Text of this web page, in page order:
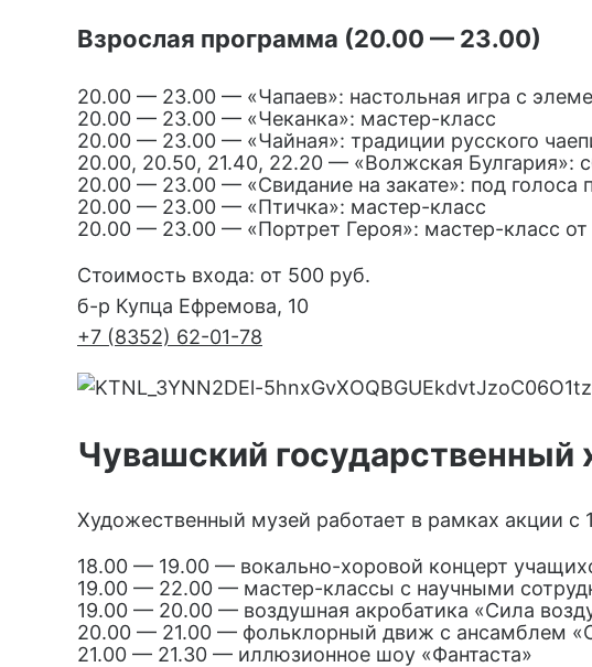
Взрослая программа (20.00 — 23.00)
20.00 — 23.00 — «Чапаев»: настольная игра с
20.00 — 23.00 — «Чеканка»: мастер-класс
20.00 — 23.00 — «Чайная»: традиции русского
20.00, 20.50, 21.40, 22.20 — «Волжская Булгария»:
20.00 — 23.00 — «Свидание на закате»: под голоса
20.00 — 23.00 — «Птичка»: мастер-класс
20.00 — 23.00 — «Портрет Героя»: мастер-класс
Стоимость входа: от 500 руб.
б-р Купца Ефремова, 10
+7 (8352) 62-01-78
Чувашский
Художественный музей работает в рамках акции
18.00 — 19.00 — вокально-хоровой концерт
19.00 — 22.00 — мастер-классы с научными
19.00 — 20.00 — воздушная акробатика «Сила
20.00 — 21.00 — фольклорный движ с ансамблем
21.00 — 21.30 — иллюзионное шоу «Фантаста»